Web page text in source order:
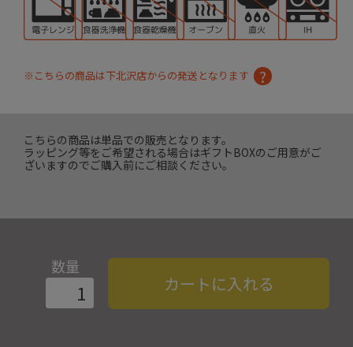
※こちらの商品は下北沢店からの発送となります
こちらの商品は単品での販売となります。
ラッピング等をご希望される場合はギフトBOXのご用意がご
ざいますのでご購入前にご相談ください。
数量
カートに入れる